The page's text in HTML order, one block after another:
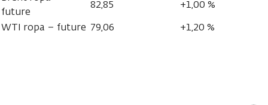
future
82,85
+1,00 %
WTI ropa – future 79,06 +1,20 %